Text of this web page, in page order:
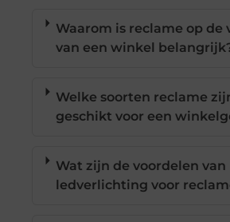
Waarom is reclame op de
van een winkel
Welke soorten reclame
geschikt voor een
Wat zijn de voordelen van
ledverlichting voor